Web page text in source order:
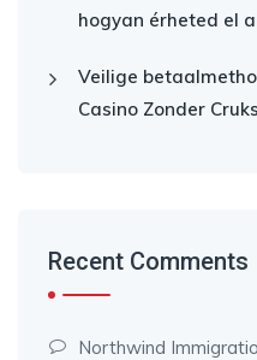
hogyan érheted el
Veilige
Casino Zonder
Recent Comments
Northwind